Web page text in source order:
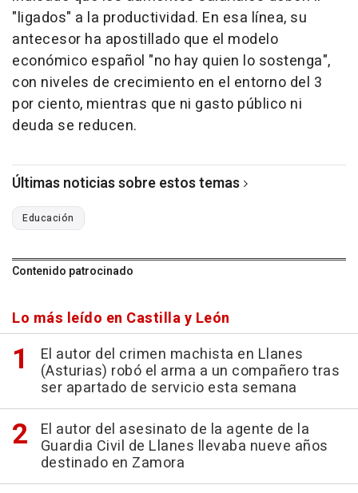
"ligados" a la productividad. En esa línea, su
antecesor ha apostillado que el modelo
económico español "no hay quien lo sostenga",
con niveles de crecimiento en el entorno del 3
por ciento, mientras que ni gasto público ni
deuda se reducen.
Últimas noticias sobre estos temas
Educación
Contenido patrocinado
Lo más leído en Castilla y León
El autor del crimen machista en Llanes
(Asturias) robó el arma a un compañero tras
ser apartado de servicio esta semana
El autor del asesinato de la agente de la
Guardia Civil de Llanes llevaba nueve años
destinado en Zamora